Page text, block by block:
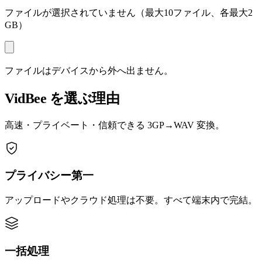
ファイルが選択されていません（最大10ファイル、各最大2
GB）
ファイルはデバイスから外へ出ません。
VidBee を選ぶ理由
高速・プライベート・信頼できる 3GP→WAV 変換。
プライバシー第一
アップロードやクラウド処理は不要。すべて端末内で完結。
一括処理